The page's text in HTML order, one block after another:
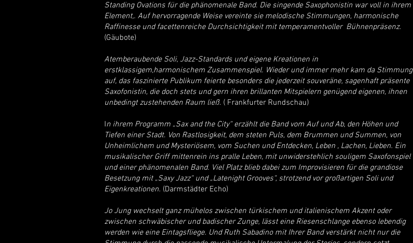
Standing Ovations für die phänomenale Band. Die singende Saxophonistin war voll in ihrem
Element,. Auf hervorragende Weise vereinte sie melodische Stimmungen, harmonische
Raffinesse und facettenreiche Durchsichtigkeit mit temperamentvoller Bühnenpräsenz.
(Gäubote)
Atemberaubende Soli, Jazz-Standards und eigene Kreationen in
erstklassigem,harmonischem Zusammenspiel. Wieder und immer mehr kam da Stimmung
auf, das faszinierte Publikum feierte besonders die jederzeit souveräne, sagenhaft präsente
Saxofonistin, die doch stets und gern ihren brillanten Mitspielern genügend eigenen, ihnen
unbedingt zustehenden Raum ließ. ( Frankfurter Rundschau)
In ihrem Programm „Sax and the City“ erzählt die Band vom Auf und Ab, den Höhen und
Tiefen einer Stadt. Von Rastlosigkeit, dem steten Puls, dem Brummen und Summen, von
Unheimlichem und Mysteriösem, vom Suchen und Entdecken, Leben , Lachen, Lieben. Ein
musikalischer Griff mittenrein ins pralle Leben, mit unwiderstehlich souligem Saxofonspiel
und einer phänomenalen Band. Viel Platz blieb dabei zum Improvisieren für die grandiose
Besetzung mit „Saxy Jazz“ und „Latenight Grooves“, strotzend vor großartigen Soli und
Eigenkreationen. (Darmstädter Echo)
Jo Jung wechselt ganz mühelos zwischen türkischem und italienischem Akzent oder
zwischen schwäbischer und badischer Zunge, lässt eine Riesenschlange ebenso lebendig
werden wie eine Eintagsfliege. Und Ruth Sabadino mit Ihrer Band verstärkt nicht nur die